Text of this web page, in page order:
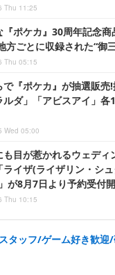
Thu 11:25
『ポケカ』30周年記念
方ごとに収録された“御
Thu 05:15
で『ポケカ』が抽選販
ルダ」「アビスアイ」各
Wed 05:00
も目が惹かれるウェディ
ライザ(ライザリン・シ
が8月7日より予約受付
Thu 10:15
タッフ/ゲーム好き歓迎